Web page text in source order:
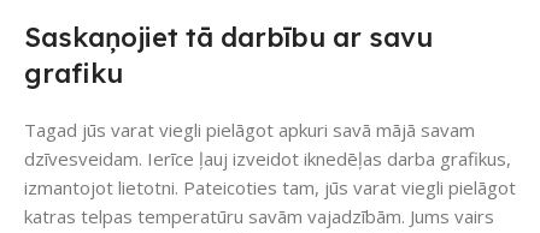
Saskaņojiet tā darbību ar savu
grafiku
Tagad jūs varat viegli pielāgot apkuri savā mājā savam
dzīvesveidam. Ierīce ļauj izveidot iknedēļas darba grafikus,
izmantojot lietotni. Pateicoties tam, jūs varat viegli pielāgot
katras telpas temperatūru savām vajadzībām. Jums vairs